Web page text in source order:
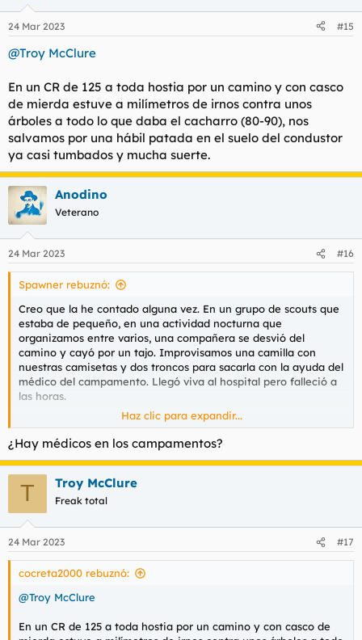
e
:
24 Mar 2023 #15
@Troy McClure
En un CR de 125 a toda hostia por un camino y con casco
de mierda estuve a milímetros de irnos contra unos
árboles a todo lo que daba el cacharro (80-90), nos
salvamos por una hábil patada en el suelo del condustor
ya casi tumbados y mucha suerte.
Anodino
Veterano
24 Mar 2023 #16
Spawner rebuznó:
Creo que la he contado alguna vez. En un grupo de scouts que
estaba de pequeño, en una actividad nocturna que
organizamos entre varios, una compañera se desvió del
camino y cayó por un tajo. Improvisamos una camilla con
nuestras camisetas y dos troncos para sacarla con la ayuda del
médico del campamento. Llegó viva al hospital pero falleció a
las horas.
Eso o lo de llevar a mi padre a ingresar en prisión.
Haz clic para expandir...
¿Hay médicos en los campamentos?
T Troy McClure
Freak total
24 Mar 2023 #17
cocreta2000 rebuznó:
@Troy McClure
En un CR de 125 a toda hostia por un camino y con casco de